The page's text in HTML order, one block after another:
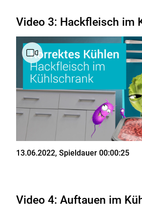
Video 3: Hackfleisch im
Stand
13.06.2022, Spieldauer 00:00:25
Video 4: Auftauen im